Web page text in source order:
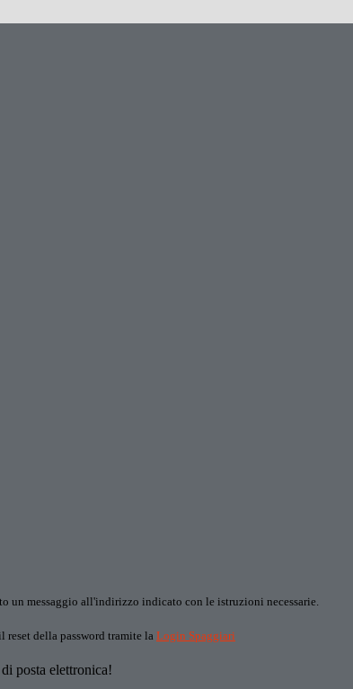
un messaggio all'indirizzo indicato con le istruzioni necessarie.
reset della password tramite la Login Spaggiari
posta elettronica!